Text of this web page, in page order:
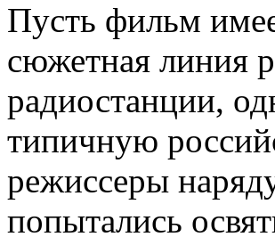
Пусть фильм
сюжетная линия
радиостанции,
типичную
режиссеры
попытались